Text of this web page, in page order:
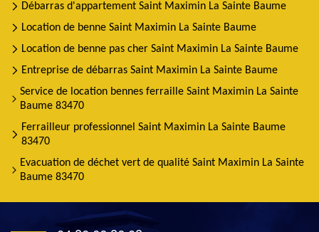
Débarras d'appartement Saint Maximin La Sainte Baume
Location de benne Saint Maximin La Sainte Baume
Location de benne pas cher Saint Maximin La Sainte Baume
Entreprise de débarras Saint Maximin La Sainte Baume
Service de location bennes ferraille Saint Maximin La Sainte
Baume 83470
Ferrailleur professionnel Saint Maximin La Sainte Baume
83470
Evacuation de déchet vert de qualité Saint Maximin La Sainte
Baume 83470